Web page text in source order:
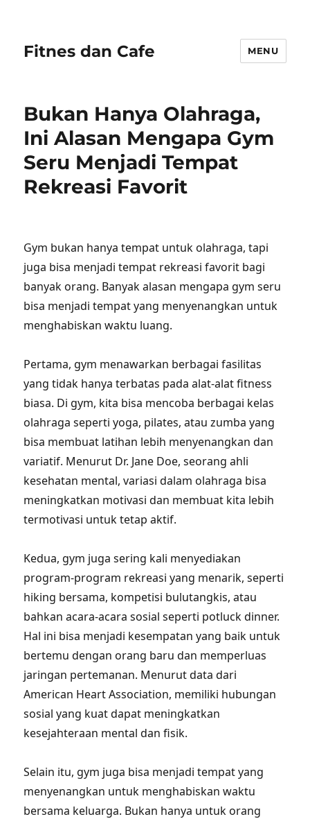
Fitnes dan Cafe MENU
Bukan Hanya Olahraga,
Ini Alasan Mengapa Gym
Seru Menjadi Tempat
Rekreasi Favorit
Gym bukan hanya tempat untuk olahraga, tapi
juga bisa menjadi tempat rekreasi favorit bagi
banyak orang. Banyak alasan mengapa gym seru
bisa menjadi tempat yang menyenangkan untuk
menghabiskan waktu luang.
Pertama, gym menawarkan berbagai fasilitas
yang tidak hanya terbatas pada alat-alat fitness
biasa. Di gym, kita bisa mencoba berbagai kelas
olahraga seperti yoga, pilates, atau zumba yang
bisa membuat latihan lebih menyenangkan dan
variatif. Menurut Dr. Jane Doe, seorang ahli
kesehatan mental, variasi dalam olahraga bisa
meningkatkan motivasi dan membuat kita lebih
termotivasi untuk tetap aktif.
Kedua, gym juga sering kali menyediakan
program-program rekreasi yang menarik, seperti
hiking bersama, kompetisi bulutangkis, atau
bahkan acara-acara sosial seperti potluck dinner.
Hal ini bisa menjadi kesempatan yang baik untuk
bertemu dengan orang baru dan memperluas
jaringan pertemanan. Menurut data dari
American Heart Association, memiliki hubungan
sosial yang kuat dapat meningkatkan
kesejahteraan mental dan fisik.
Selain itu, gym juga bisa menjadi tempat yang
menyenangkan untuk menghabiskan waktu
bersama keluarga. Bukan hanya untuk orang